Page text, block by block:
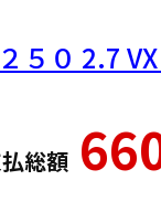
５０ 2.7
総額